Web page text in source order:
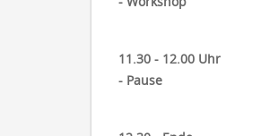
11.30 - 12.00 Uhr
- Pause